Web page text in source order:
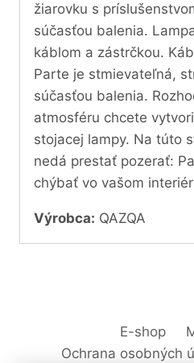
žiarovku s
súčasťou balenia.
káblom a zástrčkou.
Parte je stmievateľná,
súčasťou balenia.
atmosféru chcete
stojacej lampy. Na túto
nedá prestať pozerať:
chýbať vo vašom
Výrobca: QAZQA
E-shop
Ochrana osobných